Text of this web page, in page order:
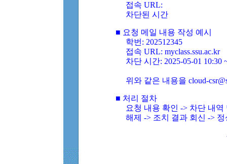
접속 URL:
차단된 시간
■ 요청 메일 내용 작성 예시
학번: 202512345
접속 URL: myclass.ssu.ac.kr
차단 시간: 2025-05-01 10:30
위와 같은 내용을 cloud-
■ 처리 절차
요청 내용 확인 -> 차단 내
해제 -> 조치 결과 회신 ->